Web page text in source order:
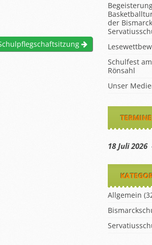
der
Schulfest
Rönsahl
Unser
TERMINE
18 Juli
Allgemein